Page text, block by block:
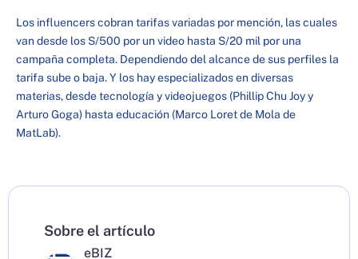
Los influencers cobran tarifas variadas por mención, las cuales
van desde los S/500 por un video hasta S/20 mil por una
campaña completa. Dependiendo del alcance de sus perfiles la
tarifa sube o baja. Y los hay especializados en diversas
materias, desde tecnología y videojuegos (Phillip Chu Joy y
Arturo Goga) hasta educación (Marco Loret de Mola de
MatLab).
Sobre el artículo
eBIZ